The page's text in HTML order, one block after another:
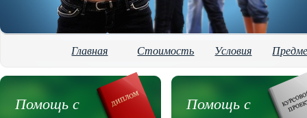
Главная Стоимость Условия
Помощь с
Помощь с